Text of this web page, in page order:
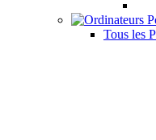
Tous les